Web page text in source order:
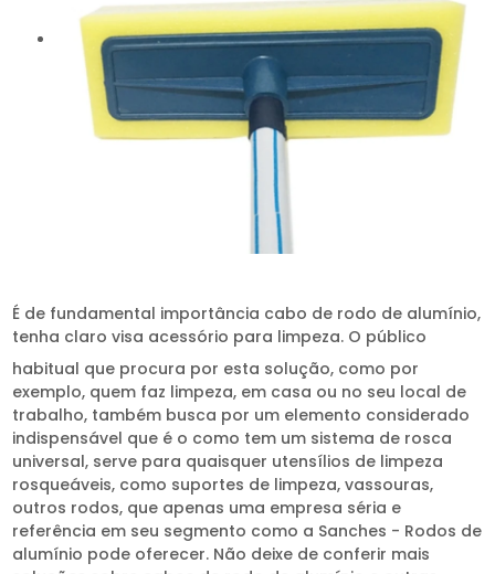
É de fundamental importância cabo de rodo de alumínio,
tenha claro visa acessório para limpeza. O público
habitual que procura por esta solução, como por
exemplo, quem faz limpeza, em casa ou no seu local de
trabalho, também busca por um elemento considerado
indispensável que é o como tem um sistema de rosca
universal, serve para quaisquer utensílios de limpeza
rosqueáveis, como suportes de limpeza, vassouras,
outros rodos, que apenas uma empresa séria e
referência em seu segmento como a Sanches - Rodos de
alumínio pode oferecer. Não deixe de conferir mais